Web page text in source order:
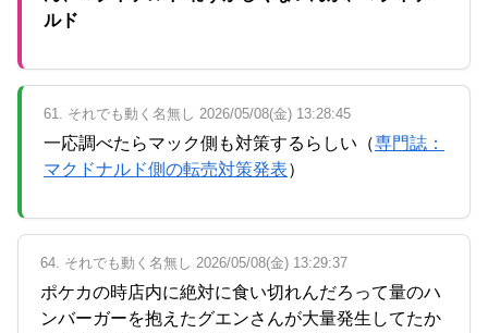
ルド
61. それでも動く名無し 2026/05/08(金) 13:28:45
一応調べたらマック側も対策するらしい（専門誌：
マクドナルド側の転売対策発表）
64. それでも動く名無し 2026/05/08(金) 13:29:37
ポケカの時店内に絶対に食い切れんだろって量のハ
ンバーガーを抱えたグエンさんが大量発生してたか